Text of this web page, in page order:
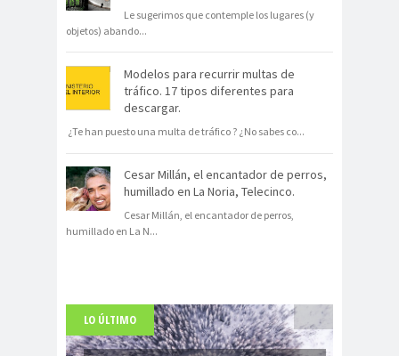
Le sugerimos que contemple los lugares (y
objetos) abando...
Modelos para recurrir multas de
tráfico. 17 tipos diferentes para
descargar.
¿Te han puesto una multa de tráfico ? ¿No sabes co...
Cesar Millán, el encantador de perros,
humillado en La Noria, Telecinco.
Cesar Millán, el encantador de perros,
humillado en La N...
LO ÚLTIMO